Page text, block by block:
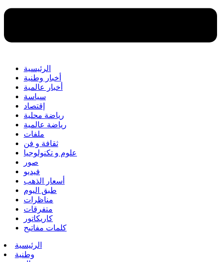
الرئيسية
أخبار وطنية
أخبار عالمية
سياسة
إقتصاد
رياضة محلية
رياضة عالمية
ملفات
ثقافة و فن
علوم و تكنولوجيا
صور
فيديو
أسعار الذهب
طبق اليوم
مناظرات
متفرقات
كاريكاتور
كلمات مفاتيح
الرئيسية
وطنية